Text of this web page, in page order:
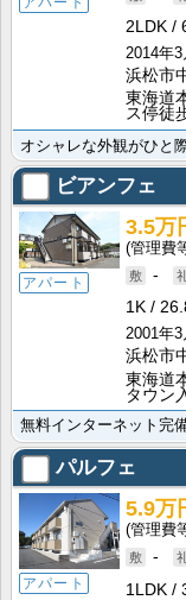
2LDK
2014年3
浜松市
東海道
ス停徒
ビアンフェ
アパート
3.5万
-
1K
2001年3
浜松市
東海道
タウン
パルフェ
アパート
5.9万
-
1LDK